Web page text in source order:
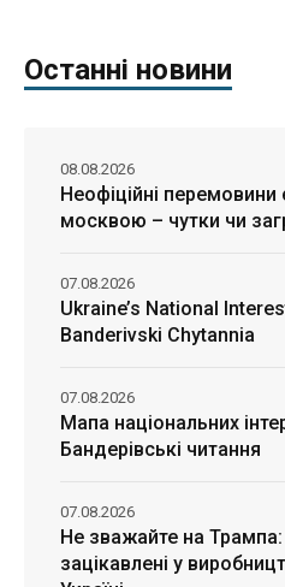
Останні новини
Неофіційні перемовини
москвою – чутки чи
08.08.2026
Ukraine’s National
Banderivski Chytannia
07.08.2026
Мапа національних
Бандерівські читання
07.08.2026
Не зважайте на
зацікавлені у
07.08.2026